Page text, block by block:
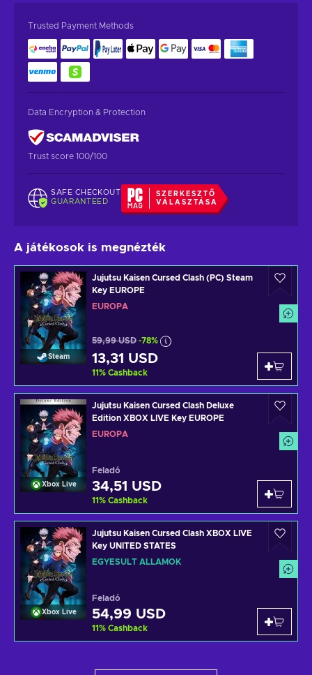
Trusted Payment Methods
Data Encryption & Protection
Trust score 100/100
SAFE CHECKOUT
GUARANTEED
SZERKESZTŐ
VÁLASZTÁSA
A játékosok is megnézték
Steam
Jujutsu Kaisen Cursed Clash (PC) Steam
Key EUROPE
EURÓPA
59,99 USD -78%
13,31 USD
11% Cashback
Xbox Live
Jujutsu Kaisen Cursed Clash Deluxe
Edition XBOX LIVE Key EUROPE
EURÓPA
Feladó
34,51 USD
11% Cashback
Xbox Live
Jujutsu Kaisen Cursed Clash XBOX LIVE
Key UNITED STATES
EGYESÜLT ÁLLAMOK
Feladó
54,99 USD
11% Cashback